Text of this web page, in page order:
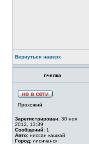
Вернуться наверх
пчелка
Прохожий
Зарегистрирован: 30 ноя
2012, 13:39
Сообщений: 1
Авто: ниссан кашкай
Город: лисичанск